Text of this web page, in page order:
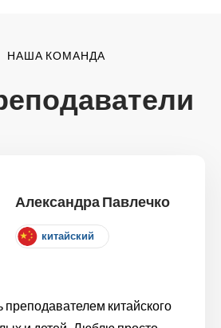
НАША КОМАНДА
Александра Павлечко
китайский
китайского